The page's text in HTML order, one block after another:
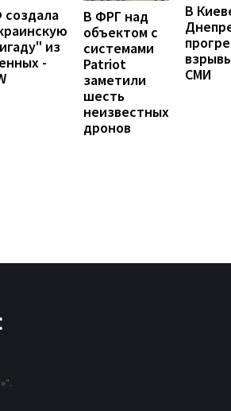
создала
из
-
В ФРГ над
объектом с
системами
Patriot
заметили
шесть
неизвестных
дронов
В
СМИ